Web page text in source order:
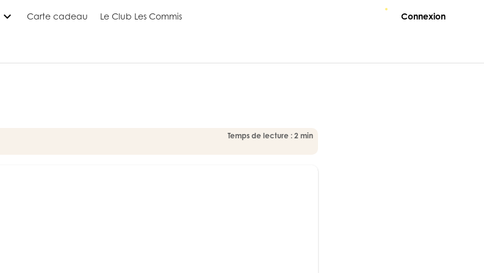
expand_more Carte cadeau Le Club Les Commis Connexion
Temps de lecture : 2 min